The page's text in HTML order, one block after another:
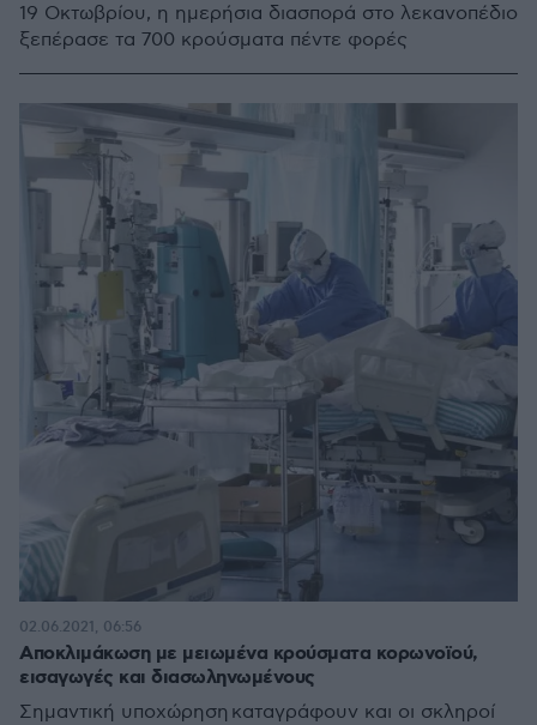
19 Οκτωβρίου, η ημερήσια διασπορά στο λεκανοπέδιο
ξεπέρασε τα 700 κρούσματα πέντε φορές
Αποκλιμάκωση με μειωμένα κρούσματα κορωνοϊού,
εισαγωγές και διασωληνωμένους
Σημαντική υποχώρηση καταγράφουν και οι σκληροί
02.06.2021, 06:56